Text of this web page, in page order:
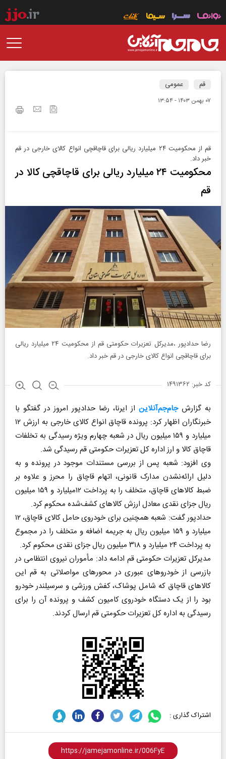
قم عمومی
۰۷ بهمن ۱۴۰۳ - ۱۳:۵۴
قم از محکومیت ۲۴ میلیارد ریالی برای قاچاقچی انواع کالای خارجی در قم
خبر داد.
محکومیت ۲۴ میلیارد ریالی برای قاچاقچی کالا در
قم
رضا حدادپور ،مدیرکل تعزیرات حکومتی قم از محکومیت ۲۴ میلیارد ریالی
برای قاچاقچی انواع کالای خارجی در قم خبر داد.
کد خبر: ۱۴۹۱۳۶۲
به گزارشجام‌جم‌آنلاین از ایرنا، رضا حدادپور امروز در گفتگو با
خبرنگاران اظهار کرد: پرونده قاچاق انواع کالای خارجی به ارزش ۱۲
میلیارد و ۱۵۹ میلیون ریال در شعبه چهارم ویژه رسیدگی به تخلفات
قاچاق کالا و ارز اداره کل تعزیرات حکومتی قم رسیدگی شد.
وی افزود: شعبه پس از بررسی مستندات موجود در پرونده و به
دلیل ارائه‌نشدن مدارک قانونی، اتهام قاچاق را محرز و علاوه بر
ضبط کالا‌های قاچاق، متخلف را به پرداخت ۱۲میلیارد و ۱۵۹ میلیون
ریال جزای نقدی معادل ارزش کالا‌های کشف‌شده محکوم کرد.
حدادپور گفت: شعبه همچنین برای خودروی حامل کالای قاچاق، ۱۲
میلیارد و ۱۵۹ میلیون ریال به جریمه اضافه و متخلف را در مجموع
به پرداخت ۲۴ میلیارد و ۳۱۸ میلیون ریال جزای نقدی محکوم کرد.
مدیرکل تعزیرات حکومتی قم ادامه داد: مأموران نیروی انتظامی در
بازرسی از خودرو‌های عبوری در محور‌های مواصلاتی به قم این
کالا‌های قاچاق که شامل پوشاک، کفش ورزشی و سرسیلندر خودرو
بود را از یک دستگاه خودروی کامیون کشف و پرونده آن را برای
رسیدگی به اداره کل تعزیرات حکومتی قم ارسال کردند.
اشتراک گذاری :